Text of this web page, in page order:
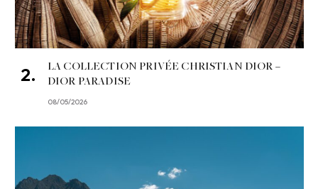
LA COLLECTION PRIVÉE CHRISTIAN DIOR –
DIOR PARADISE
08/05/2026